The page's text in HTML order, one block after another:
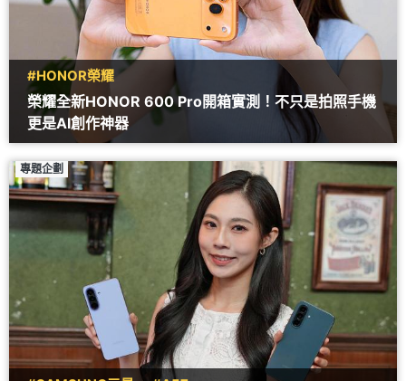
#HONOR榮耀
榮耀全新HONOR 600 Pro開箱實測！不只是拍照手機
更是AI創作神器
專題企劃